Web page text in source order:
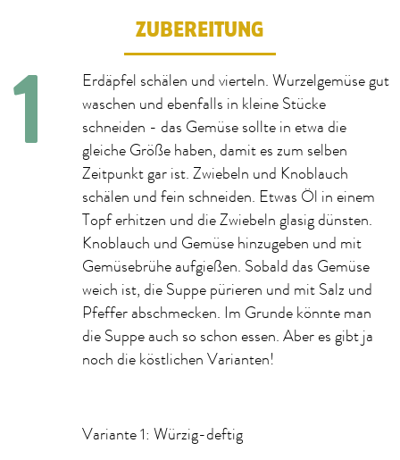
ZUBEREITUNG
Erdäpfel schälen und vierteln. Wurzelgemüse gut
waschen und ebenfalls in kleine Stücke
schneiden - das Gemüse sollte in etwa die
gleiche Größe haben, damit es zum selben
Zeitpunkt gar ist. Zwiebeln und Knoblauch
schälen und fein schneiden. Etwas Öl in einem
Topf erhitzen und die Zwiebeln glasig dünsten.
Knoblauch und Gemüse hinzugeben und mit
Gemüsebrühe aufgießen. Sobald das Gemüse
weich ist, die Suppe pürieren und mit Salz und
Pfeffer abschmecken. Im Grunde könnte man
die Suppe auch so schon essen. Aber es gibt ja
noch die köstlichen Varianten!
Variante 1: Würzig-deftig